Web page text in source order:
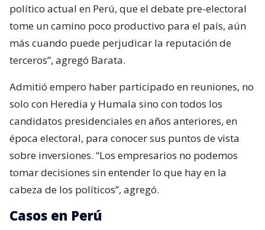
político actual en Perú, que el debate pre-electoral
tome un camino poco productivo para el país, aún
más cuando puede perjudicar la reputación de
terceros”, agregó Barata.
Admitió empero haber participado en reuniones, no
solo con Heredia y Humala sino con todos los
candidatos presidenciales en años anteriores, en
época electoral, para conocer sus puntos de vista
sobre inversiones. “Los empresarios no podemos
tomar decisiones sin entender lo que hay en la
cabeza de los políticos”, agregó.
Casos en Perú